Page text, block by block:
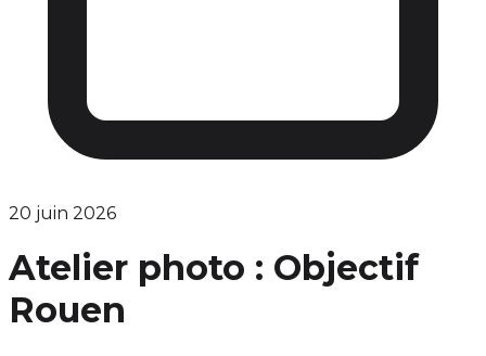
20 juin 2026
Atelier photo : Objectif
Rouen